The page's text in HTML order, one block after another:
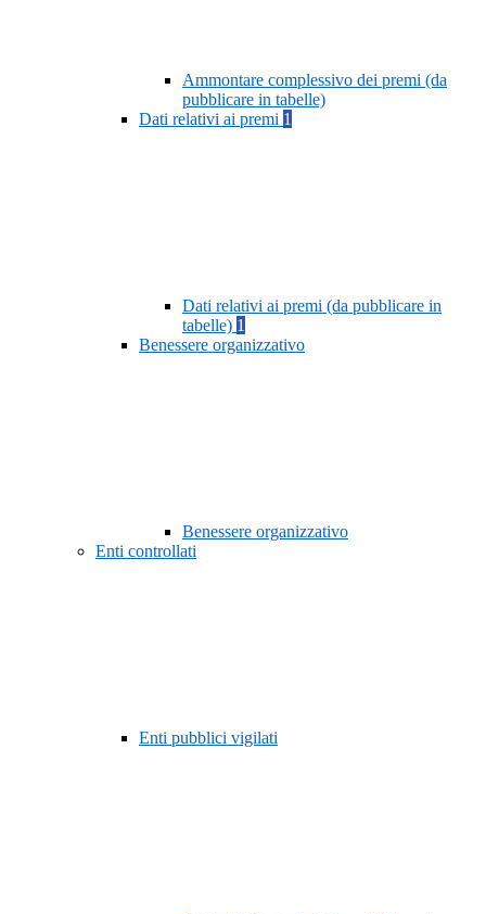
Ammontare complessivo dei premi (da
pubblicare in tabelle)
Dati relativi ai premi 1
Dati relativi ai premi (da pubblicare in
tabelle) 1
Benessere organizzativo
Benessere organizzativo
Enti controllati
Enti pubblici vigilati